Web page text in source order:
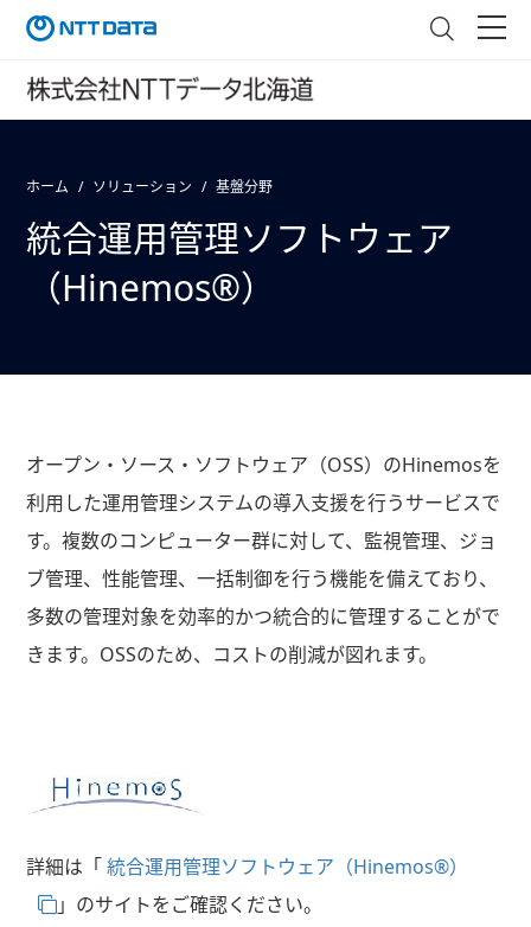
ホーム ソリューション 基盤分野
統合運用管理ソフトウェア
（Hinemos®）
オープン・ソース・ソフトウェア（OSS）のHinemosを
利用した運用管理システムの導入支援を行うサービスで
す。複数のコンピューター群に対して、監視管理、ジョ
ブ管理、性能管理、一括制御を行う機能を備えており、
多数の管理対象を効率的かつ統合的に管理することがで
きます。OSSのため、コストの削減が図れます。
詳細は「統合運用管理ソフトウェア（Hinemos®）
」のサイトをご確認ください。